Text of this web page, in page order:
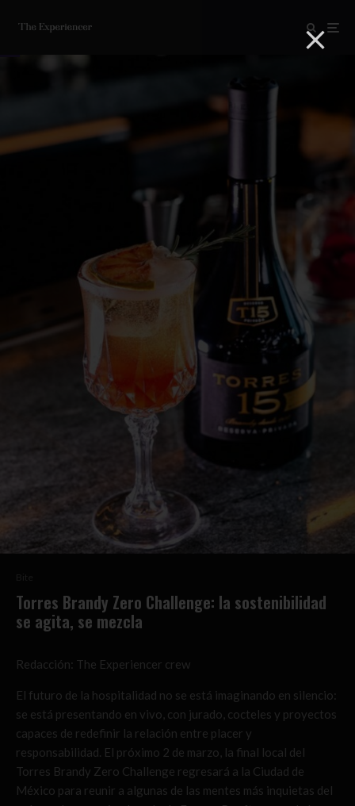
Torres Brandy Zero Challenge: la sostenibilidad
se agita, se mezcla
Redacción: The Experiencer crew
El futuro de la hospitalidad no se está imaginando en silencio:
se está presentando en vivo, con jurado, cocteles y proyectos
capaces de redefinir la relación entre placer y
responsabilidad. El próximo 2 de marzo, la final local del
Torres Brandy Zero Challenge regresará a la Ciudad de
México para reunir a algunas de las mentes más inquietas del